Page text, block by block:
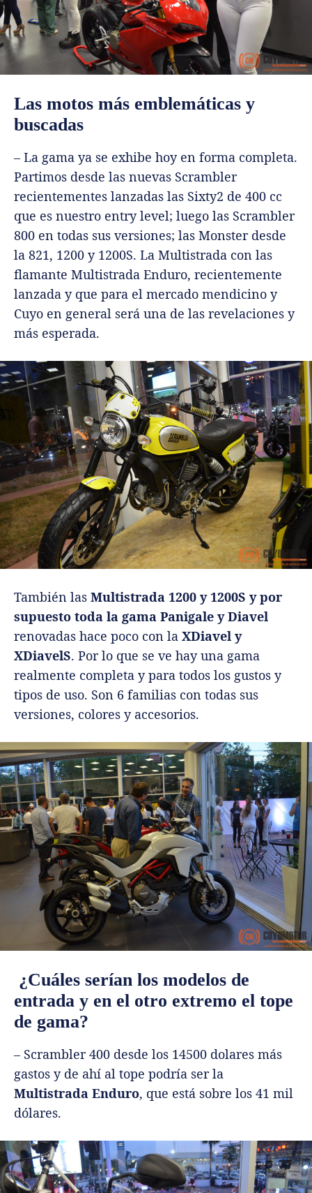
Las motos más emblemáticas y
buscadas
– La gama ya se exhibe hoy en forma completa.
Partimos desde las nuevas Scrambler
recientementes lanzadas las Sixty2 de 400 cc
que es nuestro entry level; luego las Scrambler
800 en todas sus versiones; las Monster desde
la 821, 1200 y 1200S. La Multistrada con las
flamante Multistrada Enduro, recientemente
lanzada y que para el mercado mendicino y
Cuyo en general será una de las revelaciones y
más esperada.
También las Multistrada 1200 y 1200S y por
supuesto toda la gama Panigale y Diavel
renovadas hace poco con la XDiavel y
XDiavelS. Por lo que se ve hay una gama
realmente completa y para todos los gustos y
tipos de uso. Son 6 familias con todas sus
versiones, colores y accesorios.
¿Cuáles serían los modelos de
entrada y en el otro extremo el tope
de gama?
– Scrambler 400 desde los 14500 dolares más
gastos y de ahí al tope podría ser la
Multistrada Enduro, que está sobre los 41 mil
dólares.